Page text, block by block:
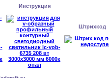
Инструкция
Штрихкод